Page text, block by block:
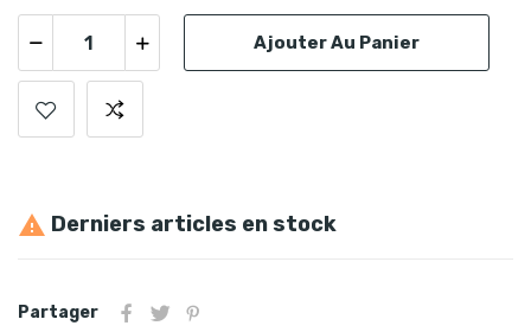
Ajouter Au Panier
 Derniers articles en stock
Partager